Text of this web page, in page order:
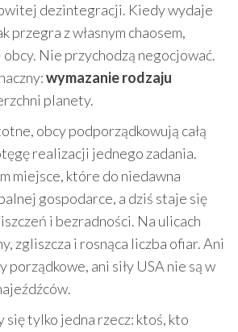
dezintegracji. Kiedy wydaje
przegra z własnym chaosem,
Nie przychodzą negocjować.
wymazanie rodzaju
planety.
obcy podporządkowują całą
realizacji jednego zadania.
miejsce, które do niedawna
gospodarce, a dziś staje się
i bezradności. Na ulicach
zgliszcza i rosnąca liczba ofiar. Ani
porządkowe, ani siły USA nie są w
tylko jedna rzecz: ktoś, kto